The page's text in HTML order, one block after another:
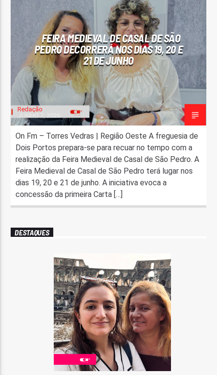
TÍTULO
ARTISTA
ON FM
FEIRA MEDIEVAL DE CASAL DE SÃO
PEDRO DECORRERÁ NOS DIAS 19, 20 E
21 DE JUNHO
Redação
On Fm – Torres Vedras | Região Oeste A freguesia de
Dois Portos prepara-se para recuar no tempo com a
realização da Feira Medieval de Casal de São Pedro. A
Feira Medieval de Casal de São Pedro terá lugar nos
dias 19, 20 e 21 de junho. A iniciativa evoca a
concessão da primeira Carta […]
DESTAQUES